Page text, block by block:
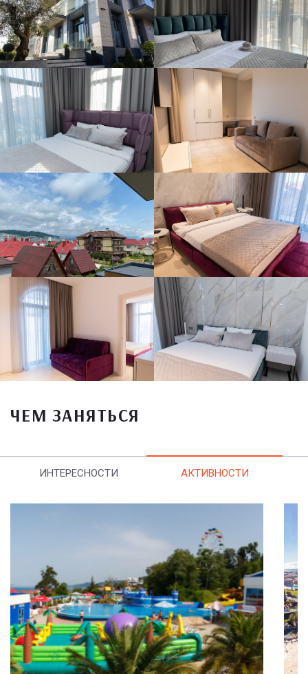
ЧЕМ ЗАНЯТЬСЯ
ИНТЕРЕСНОСТИ АКТИВНОСТИ